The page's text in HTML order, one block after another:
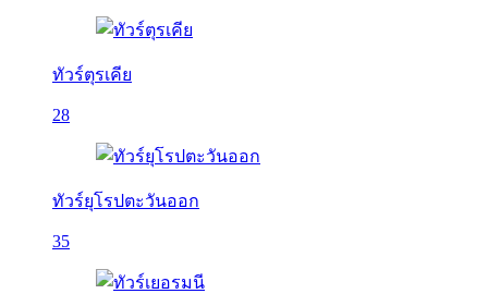
ทัวร์ตุรเคีย
28
ทัวร์ยุโรปตะวันออก
35